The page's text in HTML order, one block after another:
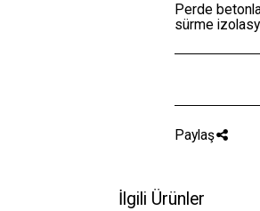
Perde
sürme
Paylaş
İlgili Ürünler